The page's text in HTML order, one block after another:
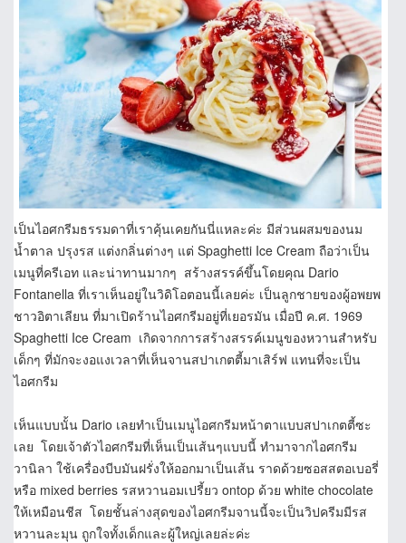
เป็นไอศกรีมธรรมดาที่เราคุ้นเคยกันนี่แหละค่ะ มีส่วนผสมของนม
น้ำตาล ปรุงรส แต่งกลิ่นต่างๆ แต่ Spaghetti Ice Cream ถือว่าเป็น
เมนูที่ครีเอท และน่าทานมากๆ สร้างสรรค์ขึ้นโดยคุณ Dario
Fontanella ที่เราเห็นอยู่ในวิดิโอตอนนี้เลยค่ะ เป็นลูกชายของผู้อพยพ
ชาวอิตาเลียน ที่มาเปิดร้านไอศกรีมอยู่ที่เยอรมัน เมื่อปี ค.ศ. 1969
Spaghetti Ice Cream เกิดจากการสร้างสรรค์เมนูของหวานสำหรับ
เด็กๆ ที่มักจะงอแงเวลาที่เห็นจานสปาเกตตี้มาเสิร์ฟ แทนที่จะเป็น
ไอศกรีม
เห็นแบบนั้น Dario เลยทำเป็นเมนูไอศกรีมหน้าตาแบบสปาเกตตี้ซะ
เลย โดยเจ้าตัวไอศกรีมที่เห็นเป็นเส้นๆแบบนี้ ทำมาจากไอศกรีม
วานิลา ใช้เครื่องบีบมันฝรั่งให้ออกมาเป็นเส้น ราดด้วยซอสสตอเบอรี่
หรือ mixed berries รสหวานอมเปรี้ยว ontop ด้วย white chocolate
ให้เหมือนชีส โดยชั้นล่างสุดของไอศกรีมจานนี้จะเป็นวิปครีมมีรส
หวานละมุน ถูกใจทั้งเด็กและผู้ใหญ่เลยล่ะค่ะ